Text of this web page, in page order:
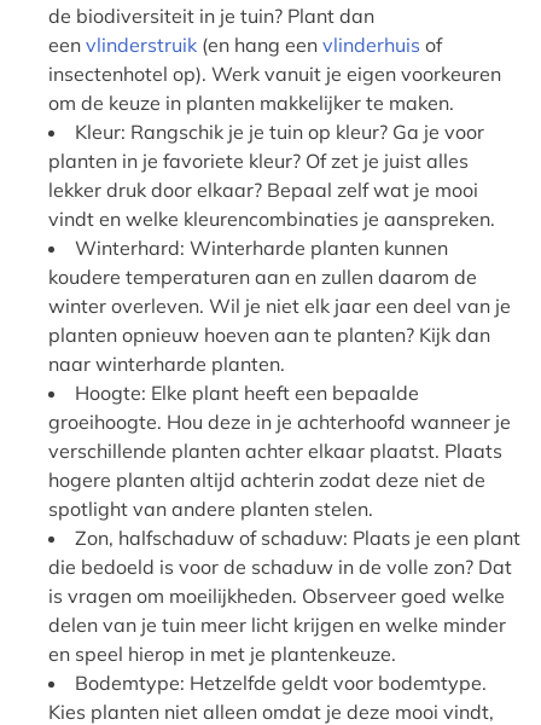
de biodiversiteit in je tuin? Plant dan
een vlinderstruik (en hang een vlinderhuis of
insectenhotel op). Werk vanuit je eigen voorkeuren
om de keuze in planten makkelijker te maken.
Kleur: Rangschik je je tuin op kleur? Ga je voor
planten in je favoriete kleur? Of zet je juist alles
lekker druk door elkaar? Bepaal zelf wat je mooi
vindt en welke kleurencombinaties je aanspreken.
Winterhard: Winterharde planten kunnen
koudere temperaturen aan en zullen daarom de
winter overleven. Wil je niet elk jaar een deel van je
planten opnieuw hoeven aan te planten? Kijk dan
naar winterharde planten.
Hoogte: Elke plant heeft een bepaalde
groeihoogte. Hou deze in je achterhoofd wanneer je
verschillende planten achter elkaar plaatst. Plaats
hogere planten altijd achterin zodat deze niet de
spotlight van andere planten stelen.
Zon, halfschaduw of schaduw: Plaats je een plant
die bedoeld is voor de schaduw in de volle zon? Dat
is vragen om moeilijkheden. Observeer goed welke
delen van je tuin meer licht krijgen en welke minder
en speel hierop in met je plantenkeuze.
Bodemtype: Hetzelfde geldt voor bodemtype.
Kies planten niet alleen omdat je deze mooi vindt,